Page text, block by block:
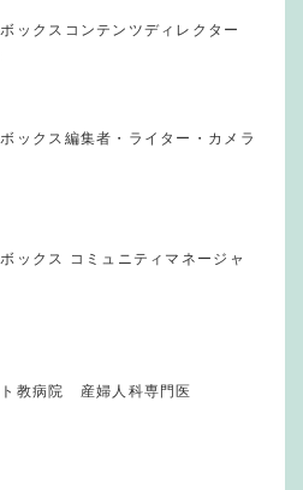
ックスコンテンツディレクター
ックス編集者・ライター・カメラ
ックス コミュニティマネージャ
教病院 産婦人科専門医